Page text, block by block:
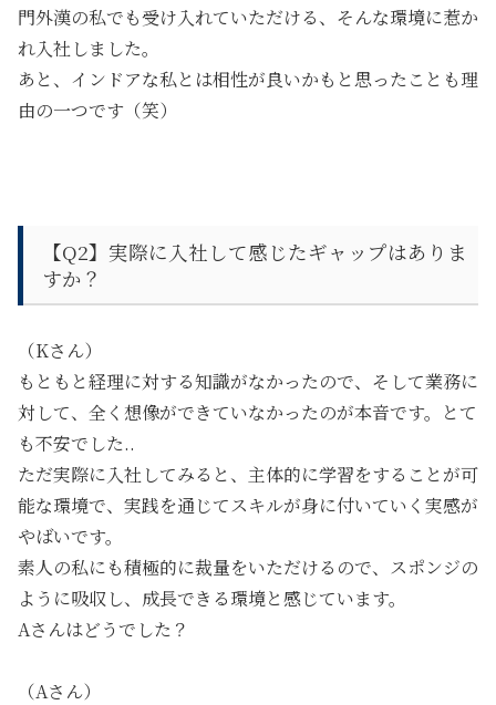
門外漢の私でも受け入れていただける、そんな環境に惹か
れ入社しました。
あと、インドアな私とは相性が良いかもと思ったことも理
由の一つです（笑）
【Q2】 実際に入社して感じたギャップはありま
すか？
（Kさん）
もともと経理に対する知識がなかったので、そして業務に
対して、全く想像ができていなかったのが本音です。とて
も不安でした..
ただ実際に入社してみると、主体的に学習をすることが可
能な環境で、実践を通じてスキルが身に付いていく実感が
やばいです。
素人の私にも積極的に裁量をいただけるので、スポンジの
ように吸収し、成長できる環境と感じています。
Aさんはどうでした？
（Aさん）